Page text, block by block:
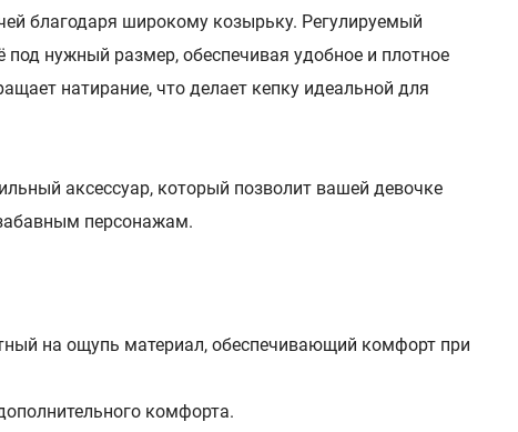
благодаря широкому козырьку. Регулируемый
под нужный размер, обеспечивая удобное и плотное
натирание, что делает кепку идеальной для
аксессуар, который позволит вашей девочке
персонажам.
на ощупь материал, обеспечивающий комфорт при
комфорта.